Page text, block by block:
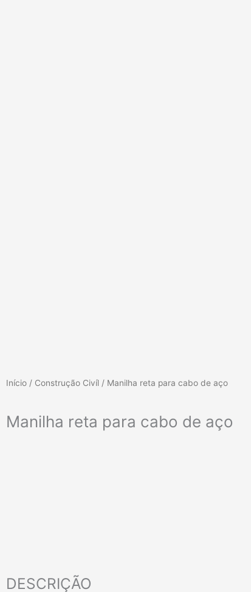
Início / Construção Civíl / Manilha reta para cabo de aço
Manilha reta para cabo de aço
DESCRIÇÃO